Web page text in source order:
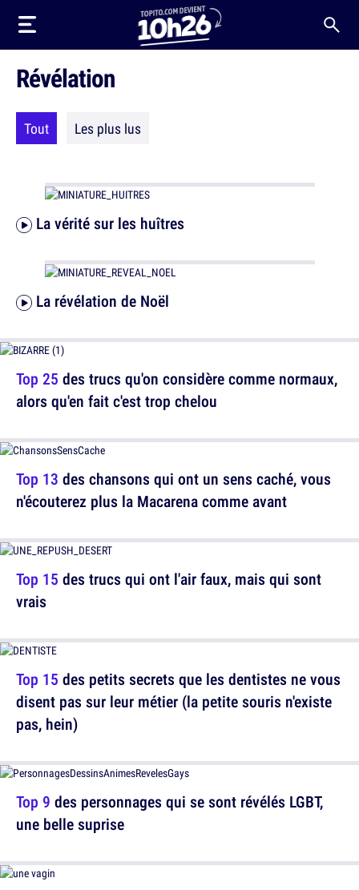
Révélation
Tout Les plus lus
La vérité sur les huîtres
La révélation de Noël
Top 15 des petits secrets que les dentistes ne vous
disent pas sur leur métier (la petite souris n'existe
pas, hein)
Top 25 des trucs qu'on considère comme normaux,
alors qu'en fait c'est trop chelou
Top 13 des chansons qui ont un sens caché, vous
n'écouterez plus la Macarena comme avant
Top 15 des trucs qui ont l'air faux, mais qui sont
vrais
Top 9 des personnages qui se sont révélés LGBT,
une belle suprise